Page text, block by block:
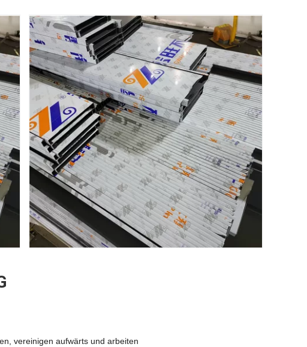
vereinigen aufwärts und arbeiten